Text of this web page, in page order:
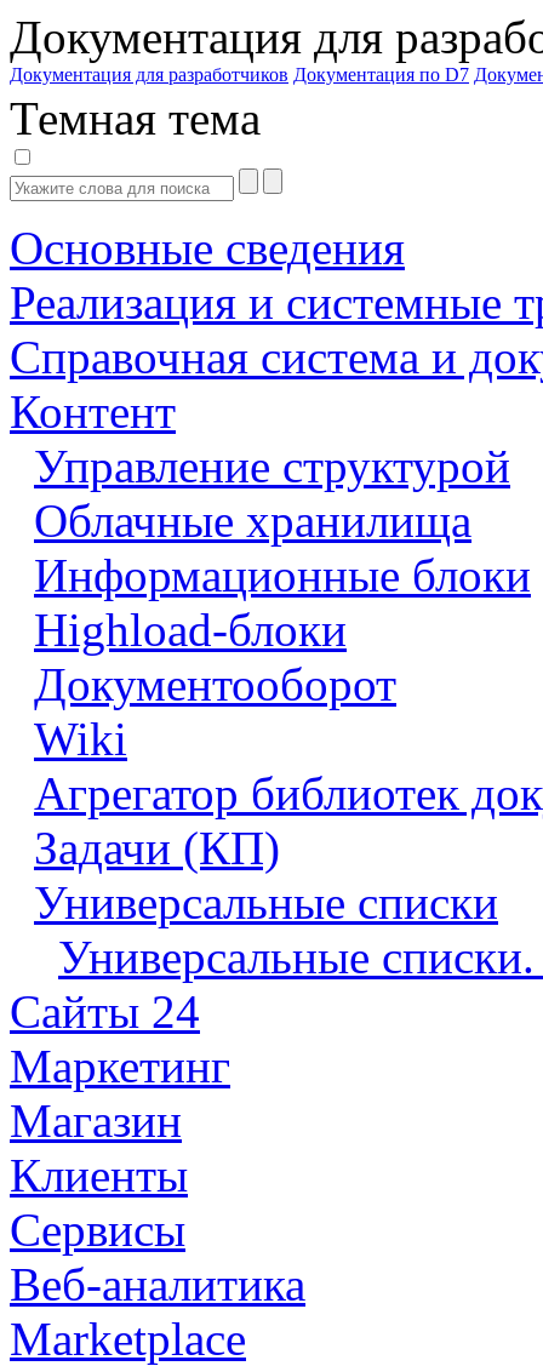
Документация для
Документация для разработчиков Документация по D7
Темная тема
Основные сведения
Реализация и системные
Справочная система и
Контент
Управление структурой
Облачные хранилища
Информационные блоки
Highload-блоки
Документооборот
Wiki
Агрегатор библиотек
Задачи (КП)
Универсальные списки
Универсальные
Сайты 24
Маркетинг
Магазин
Клиенты
Сервисы
Веб-аналитика
Marketplace